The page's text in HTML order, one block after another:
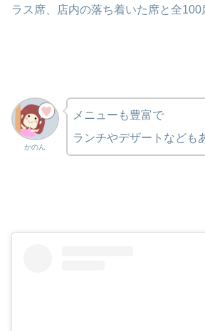
ラス席、店内の落ち着いた席と全100
かのん
メニューも豊富で
ランチやデザートなども